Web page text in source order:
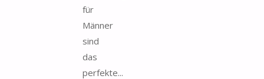
für
Männer
sind
das
perfekte...